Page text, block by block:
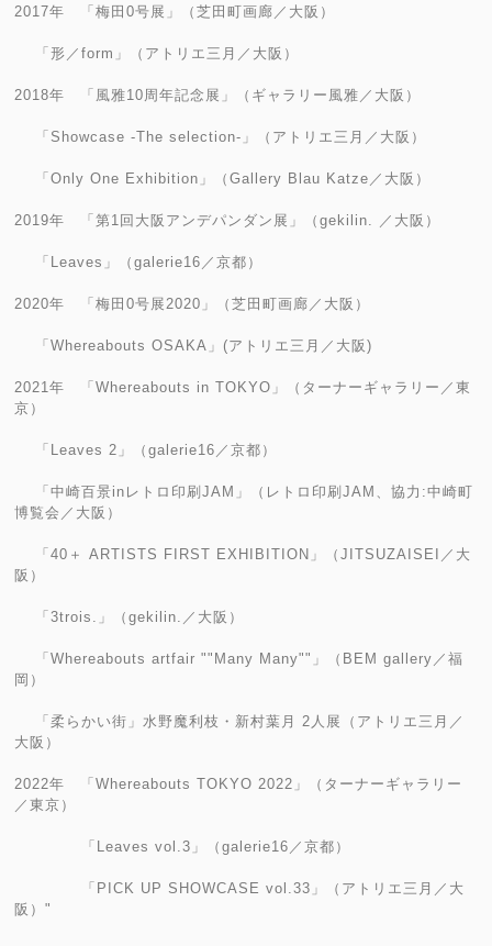
2017年 「梅田0号展」（芝田町画廊／大阪）
「形／form」（アトリエ三月／大阪）
2018年 「風雅10周年記念展」（ギャラリー風雅／大阪）
「Showcase -The selection-」（アトリエ三月／大阪）
「Only One Exhibition」（Gallery Blau Katze／大阪）
2019年 「第1回大阪アンデパンダン展」（gekilin. ／大阪）
「Leaves」（galerie16／京都）
2020年 「梅田0号展2020」（芝田町画廊／大阪）
「Whereabouts OSAKA」(アトリエ三月／大阪)
2021年 「Whereabouts in TOKYO」（ターナーギャラリー／東
京）
「Leaves 2」（galerie16／京都）
「中崎百景inレトロ印刷JAM」（レトロ印刷JAM、協力:中崎町
博覧会／大阪）
「40＋ ARTISTS FIRST EXHIBITION」（JITSUZAISEI／大
阪）
「3trois.」（gekilin.／大阪）
「Whereabouts artfair ""Many Many""」（BEM gallery／福
岡）
「柔らかい街」水野魔利枝・新村葉月 2人展（アトリエ三月／
大阪）
2022年 「Whereabouts TOKYO 2022」（ターナーギャラリー
／東京）
「Leaves vol.3」（galerie16／京都）
「PICK UP SHOWCASE vol.33」（アトリエ三月／大
阪）"